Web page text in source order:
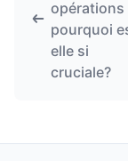
opérations
pourquoi
elle si
cruciale?